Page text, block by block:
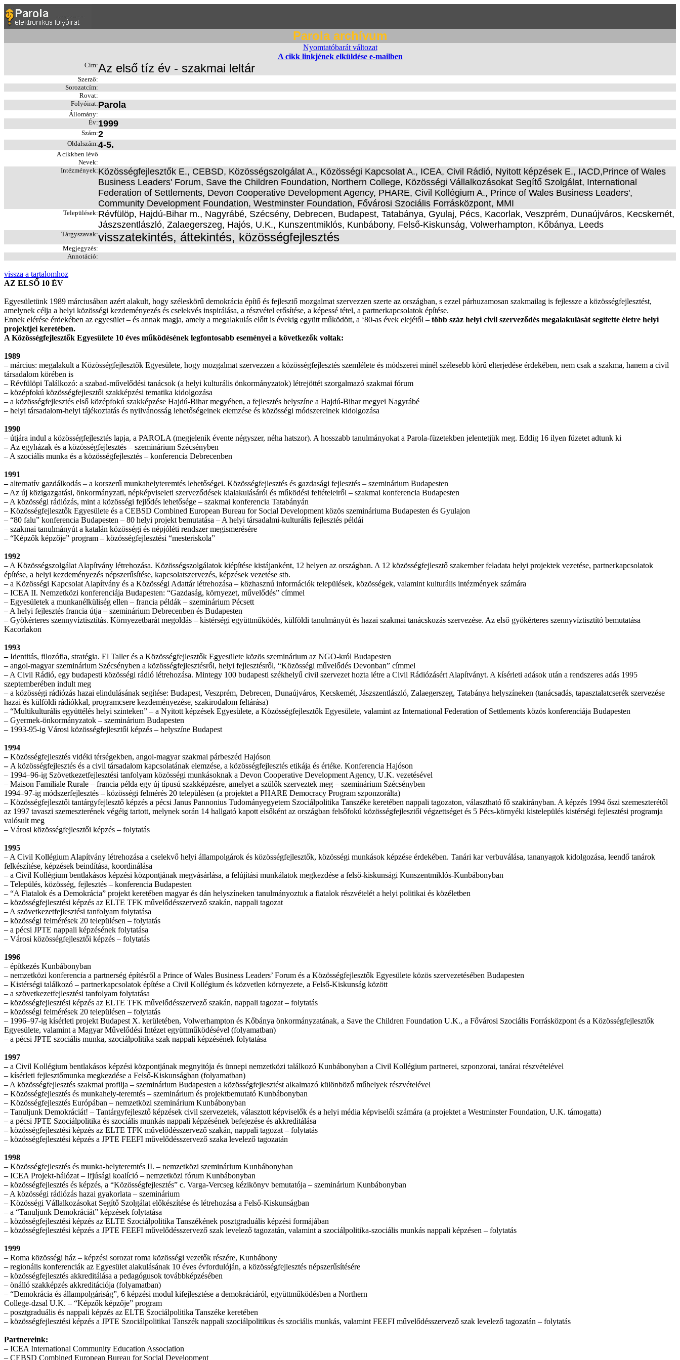
Parola archívum
Nyomtatóbarát változat
A cikk linkjének elküldése e-mailben
Cím:Az első tíz év - szakmai leltár
Szerző:
Sorozatcím:
Rovat:
Folyóirat:Parola
Állomány:
Év:1999
Szám:2
Oldalszám:4-5.
A cikkben lévő
Nevek:
Intézmények:Közösségfejlesztők E., CEBSD, Közösségszolgálat A., Közösségi Kapcsolat A., ICEA, Civil Rádió, Nyitott képzések E., IACD,Prince of Wales
Business Leaders' Forum, Save the Children Foundation, Northern College, Közösségi Vállalkozásokat Segítő Szolgálat, International
Federation of Settlements, Devon Cooperative Development Agency, PHARE, Civil Kollégium A., Prince of Wales Business Leaders',
Community Development Foundation, Westminster Foundation, Fővárosi Szociális Forrásközpont, MMI
Települések:Révfülöp, Hajdú-Bihar m., Nagyrábé, Szécsény, Debrecen, Budapest, Tatabánya, Gyulaj, Pécs, Kacorlak, Veszprém, Dunaújváros, Kecskemét,
Jászszentlászló, Zalaegerszeg, Hajós, U.K., Kunszentmiklós, Kunbábony, Felső-Kiskunság, Volwerhampton, Kőbánya, Leeds
Tárgyszavak:visszatekintés, áttekintés, közösségfejlesztés
Megjegyzés:
Annotáció:
vissza a tartalomhoz
AZ ELSŐ 10 ÉV
Egyesületünk 1989 márciusában azért alakult, hogy széleskörű demokrácia építő és fejlesztő mozgalmat szervezzen szerte az országban, s ezzel párhuzamosan szakmailag is fejlessze a közösségfejlesztést,
amelynek célja a helyi közösségi kezdeményezés és cselekvés inspirálása, a részvétel erősítése, a képessé tétel, a partnerkapcsolatok építése.
Ennek elérése érdekében az egyesület – és annak magja, amely a megalakulás előtt is évekig együtt működött, a ‘80-as évek elejétől – több száz helyi civil szerveződés megalakulását segítette életre helyi
projektjei keretében.
A Közösségfejlesztők Egyesülete 10 éves működésének legfontosabb eseményei a következők voltak:
1989
– március: megalakult a Közösségfejlesztők Egyesülete, hogy mozgalmat szervezzen a közösségfejlesztés szemlélete és módszerei minél szélesebb körű elterjedése érdekében, nem csak a szakma, hanem a civil
társadalom körében is
– Révfülöpi Találkozó: a szabad-művelődési tanácsok (a helyi kulturális önkormányzatok) létrejöttét szorgalmazó szakmai fórum
– középfokú közösségfejlesztői szakképzési tematika kidolgozása
– a közösségfejlesztés első középfokú szakképzése Hajdú-Bihar megyében, a fejlesztés helyszíne a Hajdú-Bihar megyei Nagyrábé
– helyi társadalom-helyi tájékoztatás és nyilvánosság lehetőségeinek elemzése és közösségi módszereinek kidolgozása
1990
– útjára indul a közösségfejlesztés lapja, a PAROLA (megjelenik évente négyszer, néha hatszor). A hosszabb tanulmányokat a Parola-füzetekben jelentetjük meg. Eddig 16 ilyen füzetet adtunk ki
– Az egyházak és a közösségfejlesztés – szeminárium Szécsényben
– A szociális munka és a közösségfejlesztés – konferencia Debrecenben
1991
–alternatív gazdálkodás – a korszerű munkahelyteremtés lehetőségei. Közösségfejlesztés és gazdasági fejlesztés – szeminárium Budapesten
– Az új közigazgatási, önkormányzati, népképviseleti szerveződések kialakulásáról és működési feltételeiről – szakmai konferencia Budapesten
– A közösségi rádiózás, mint a közösségi fejlődés lehetősége – szakmai konferencia Tatabányán
– Közösségfejlesztők Egyesülete és a CEBSD Combined European Bureau for Social Development közös szemináriuma Budapesten és Gyulajon
– “80 falu” konferencia Budapesten – 80 helyi projekt bemutatása – A helyi társadalmi-kulturális fejlesztés példái
– szakmai tanulmányút a katalán közösségi és népjóléti rendszer megismerésére
– “Képzők képzője” program – közösségfejlesztési “mesteriskola”
1992
– A Közösségszolgálat Alapítvány létrehozása. Közösségszolgálatok kiépítése kistájanként, 12 helyen az országban. A 12 közösségfejlesztő szakember feladata helyi projektek vezetése, partnerkapcsolatok
építése, a helyi kezdeményezés népszerűsítése, kapcsolatszervezés, képzések vezetése stb.
– a Közösségi Kapcsolat Alapítvány és a Közösségi Adattár létrehozása – közhasznú információk települések, közösségek, valamint kulturális intézmények számára
– ICEA II. Nemzetközi konferenciája Budapesten: “Gazdaság, környezet, művelődés” címmel
– Egyesületek a munkanélküliség ellen – francia példák – szeminárium Pécsett
– A helyi fejlesztés francia útja – szeminárium Debrecenben és Budapesten
– Gyökérteres szennyvíztisztítás. Környezetbarát megoldás – kistérségi együttműködés, külföldi tanulmányút és hazai szakmai tanácskozás szervezése. Az első gyökérteres szennyvíztisztító bemutatása
Kacorlakon
1993
–Identitás, filozófia, stratégia. El Taller és a Közösségfejlesztők Egyesülete közös szeminárium az NGO-król Budapesten
– angol-magyar szeminárium Szécsényben a közösségfejlesztésről, helyi fejlesztésről, “Közösségi művelődés Devonban” címmel
– A Civil Rádió, egy budapesti közösségi rádió létrehozása. Mintegy 100 budapesti székhelyű civil szervezet hozta létre a Civil Rádiózásért Alapítványt. A kísérleti adások után a rendszeres adás 1995
szeptemberében indult meg
– a közösségi rádiózás hazai elindulásának segítése: Budapest, Veszprém, Debrecen, Dunaújváros, Kecskemét, Jászszentlászló, Zalaegerszeg, Tatabánya helyszíneken (tanácsadás, tapasztalatcserék szervezése
hazai és külföldi rádiókkal, programcsere kezdeményezése, szakirodalom feltárása)
– “Multikulturális együttélés helyi szinteken” – a Nyitott képzések Egyesülete, a Közösségfejlesztők Egyesülete, valamint az International Federation of Settlements közös konferenciája Budapesten
– Gyermek-önkormányzatok – szeminárium Budapesten
– 1993-95-ig Városi közösségfejlesztői képzés – helyszíne Budapest
1994
–Közösségfejlesztés vidéki térségekben, angol-magyar szakmai párbeszéd Hajóson
– A közösségfejlesztés és a civil társadalom kapcsolatának elemzése, a közösségfejlesztés etikája és értéke. Konferencia Hajóson
– 1994–96-ig Szövetkezetfejlesztési tanfolyam közösségi munkásoknak a Devon Cooperative Development Agency, U.K. vezetésével
– Maison Familiale Rurale – francia példa egy új típusú szakképzésre, amelyet a szülők szerveztek meg – szeminárium Szécsényben
1994–97-ig módszerfejlesztés – közösségi felmérés 20 településen (a projektet a PHARE Democracy Program szponzorálta)
– Közösségfejlesztői tantárgyfejlesztő képzés a pécsi Janus Pannonius Tudományegyetem Szociálpolitika Tanszéke keretében nappali tagozaton, választható fő szakirányban. A képzés 1994 őszi szemeszterétől
az 1997 tavaszi szemeszterének végéig tartott, melynek során 14 hallgató kapott elsőként az országban felsőfokú közösségfejlesztői végzettséget és 5 Pécs-környéki kistelepülés kistérségi fejlesztési programja
valósult meg
– Városi közösségfejlesztői képzés – folytatás
1995
– A Civil Kollégium Alapítvány létrehozása a cselekvő helyi állampolgárok és közösségfejlesztők, közösségi munkások képzése érdekében. Tanári kar verbuválása, tananyagok kidolgozása, leendő tanárok
felkészítése, képzések beindítása, koordinálása
– a Civil Kollégium bentlakásos képzési központjának megvásárlása, a felújítási munkálatok megkezdése a felső-kiskunsági Kunszentmiklós-Kunbábonyban
–Település, közösség, fejlesztés – konferencia Budapesten
– “A Fiatalok és a Demokrácia” projekt keretében magyar és dán helyszíneken tanulmányoztuk a fiatalok részvételét a helyi politikai és közéletben
– közösségfejlesztési képzés az ELTE TFK művelődésszervező szakán, nappali tagozat
– A szövetkezetfejlesztési tanfolyam folytatása
– közösségi felmérések 20 településen – folytatás
– a pécsi JPTE nappali képzésének folytatása
– Városi közösségfejlesztői képzés – folytatás
1996
– építkezés Kunbábonyban
– nemzetközi konferencia a partnerség építésről a Prince of Wales Business Leaders’ Forum és a Közösségfejlesztők Egyesülete közös szervezetésében Budapesten
– Kistérségi találkozó – partnerkapcsolatok építése a Civil Kollégium és közvetlen környezete, a Felső-Kiskunság között
– a szövetkezetfejlesztési tanfolyam folytatása
– közösségfejlesztési képzés az ELTE TFK művelődésszervező szakán, nappali tagozat – folytatás
– közösségi felmérések 20 településen – folytatás
– 1996–97-ig kísérleti projekt Budapest X. kerületében, Volwerhampton és Kőbánya önkormányzatának, a Save the Children Foundation U.K., a Fővárosi Szociális Forrásközpont és a Közösségfejlesztők
Egyesülete, valamint a Magyar Művelődési Intézet együttműködésével (folyamatban)
– a pécsi JPTE szociális munka, szociálpolitika szak nappali képzésének folytatása
1997
–a Civil Kollégium bentlakásos képzési központjának megnyitója és ünnepi nemzetközi találkozó Kunbábonyban a Civil Kollégium partnerei, szponzorai, tanárai részvételével
– kísérleti fejlesztőmunka megkezdése a Felső-Kiskunságban (folyamatban)
– A közösségfejlesztés szakmai profilja – szeminárium Budapesten a közösségfejlesztést alkalmazó különböző műhelyek részvételével
– Közösségfejlesztés és munkahely-teremtés – szeminárium és projektbemutató Kunbábonyban
– Közösségfejlesztés Európában – nemzetközi szeminárium Kunbábonyban
– Tanuljunk Demokráciát! – Tantárgyfejlesztő képzések civil szervezetek, választott képviselők és a helyi média képviselői számára (a projektet a Westminster Foundation, U.K. támogatta)
– a pécsi JPTE Szociálpolitika és szociális munkás nappali képzésének befejezése és akkreditálása
– közösségfejlesztési képzés az ELTE TFK művelődésszervező szakán, nappali tagozat – folytatás
– közösségfejlesztési képzés a JPTE FEEFI művelődésszervező szaka levelező tagozatán
1998
– Közösségfejlesztés és munka-helyteremtés II. – nemzetközi szeminárium Kunbábonyban
– ICEA Projekt-hálózat – Ifjúsági koalíció – nemzetközi fórum Kunbábonyban
– közösségfejlesztés és képzés, a “Közösségfejlesztés” c. Varga-Vercseg kézikönyv bemutatója – szeminárium Kunbábonyban
– A közösségi rádiózás hazai gyakorlata – szeminárium
– Közösségi Vállalkozásokat Segítő Szolgálat előkészítése és létrehozása a Felső-Kiskunságban
– a “Tanuljunk Demokráciát” képzések folytatása
– közösségfejlesztési képzés az ELTE Szociálpolitika Tanszékének posztgraduális képzési formájában
– közösségfejlesztési képzés a JPTE FEEFI művelődésszervező szak levelező tagozatán, valamint a szociálpolitika-szociális munkás nappali képzésen – folytatás
1999
– Roma közösségi ház – képzési sorozat roma közösségi vezetők részére, Kunbábony
– regionális konferenciák az Egyesület alakulásának 10 éves évfordulóján, a közösségfejlesztés népszerűsítésére
– közösségfejlesztés akkreditálása a pedagógusok továbbképzésében
– önálló szakképzés akkreditációja (folyamatban)
– “Demokrácia és állampolgáriság”, 6 képzési modul kifejlesztése a demokráciáról, együttműködésben a Northern
College-dzsal U.K. – “Képzők képzője” program
– posztgraduális és nappali képzés az ELTE Szociálpolitika Tanszéke keretében
– közösségfejlesztési képzés a JPTE Szociálpolitikai Tanszék nappali szociálpolitikus és szociális munkás, valamint FEEFI művelődésszervező szak levelező tagozatán – folytatás
Partnereink:
– ICEA International Community Education Association
– CEBSD Combined European Bureau for Social Development